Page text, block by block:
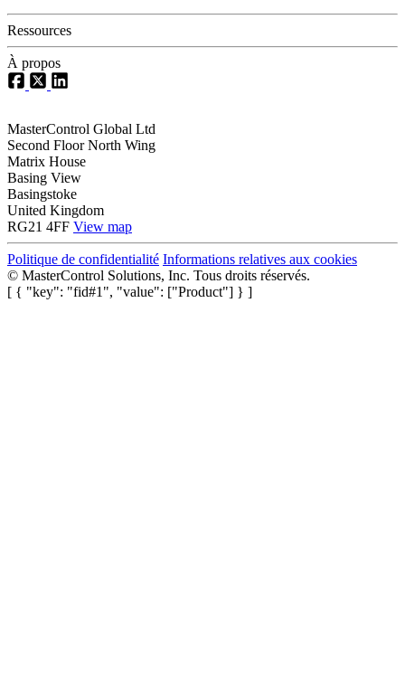
Ressources
À propos
MasterControl Global Ltd
Second Floor North Wing
Matrix House
Basing View
Basingstoke
United Kingdom
RG21 4FF View map
Politique de confidentialité Informations relatives aux cookies
© MasterControl Solutions, Inc. Tous droits réservés.
[ { "key": "fid#1", "value": ["Product"] } ]